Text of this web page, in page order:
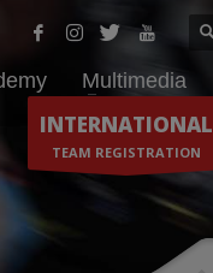
Multimedia
INTERNATIONAL
TEAM REGISTRATION